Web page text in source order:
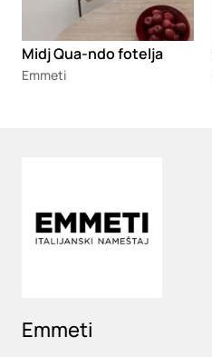
Midj Qua-ndo fotelja
Emmeti
Emmeti